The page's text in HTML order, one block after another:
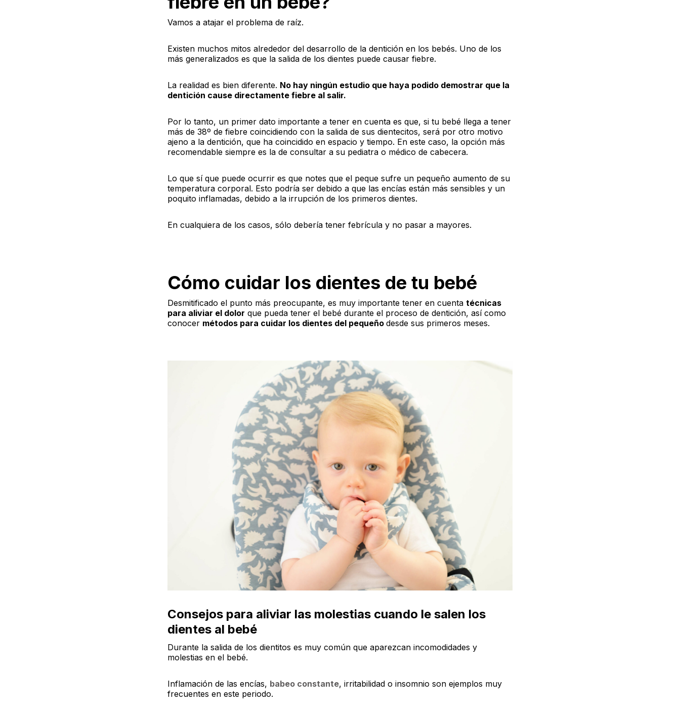
Vamos a atajar el problema de raíz.
Existen muchos mitos alrededor del desarrollo de la dentición en los bebés. Uno de los
más generalizados es que la salida de los dientes puede causar fiebre.
La realidad es bien diferente. No hay ningún estudio que haya podido demostrar que la
dentición cause directamente fiebre al salir.
Por lo tanto, un primer dato importante a tener en cuenta es que, si tu bebé llega a tener
más de 38º de fiebre coincidiendo con la salida de sus dientecitos, será por otro motivo
ajeno a la dentición, que ha coincidido en espacio y tiempo. En este caso, la opción más
recomendable siempre es la de consultar a su pediatra o médico de cabecera.
Lo que sí que puede ocurrir es que notes que el peque sufre un pequeño aumento de su
temperatura corporal. Esto podría ser debido a que las encías están más sensibles y un
poquito inflamadas, debido a la irrupción de los primeros dientes.
En cualquiera de los casos, sólo debería tener febrícula y no pasar a mayores.
Cómo cuidar los dientes de tu bebé
Desmitificado el punto más preocupante, es muy importante tener en cuenta técnicas
para aliviar el dolor que pueda tener el bebé durante el proceso de dentición, así como
conocer métodos para cuidar los dientes del pequeño desde sus primeros meses.
Consejos para aliviar las molestias cuando le salen los
dientes al bebé
Durante la salida de los dientitos es muy común que aparezcan incomodidades y
molestias en el bebé.
Inflamación de las encías, babeo constante, irritabilidad o insomnio son ejemplos muy
frecuentes en este periodo.